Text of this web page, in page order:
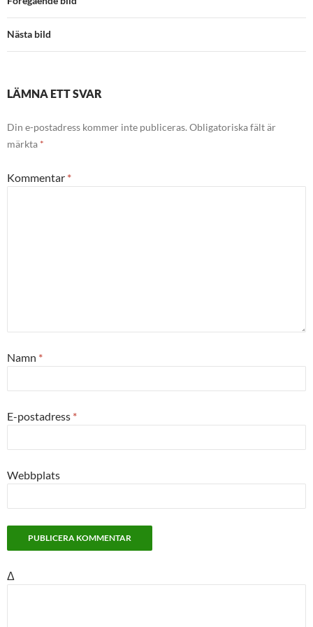
Nästa bild
LÄMNA ETT SVAR
Din e-postadress kommer inte publiceras. Obligatoriska fält är
märkta *
Kommentar *
Namn *
E-postadress *
Webbplats
Δ